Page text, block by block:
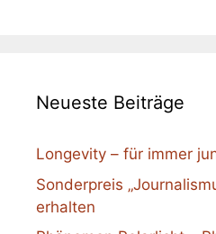
Neueste Beiträge
Longevity – für immer
Sonderpreis
erhalten